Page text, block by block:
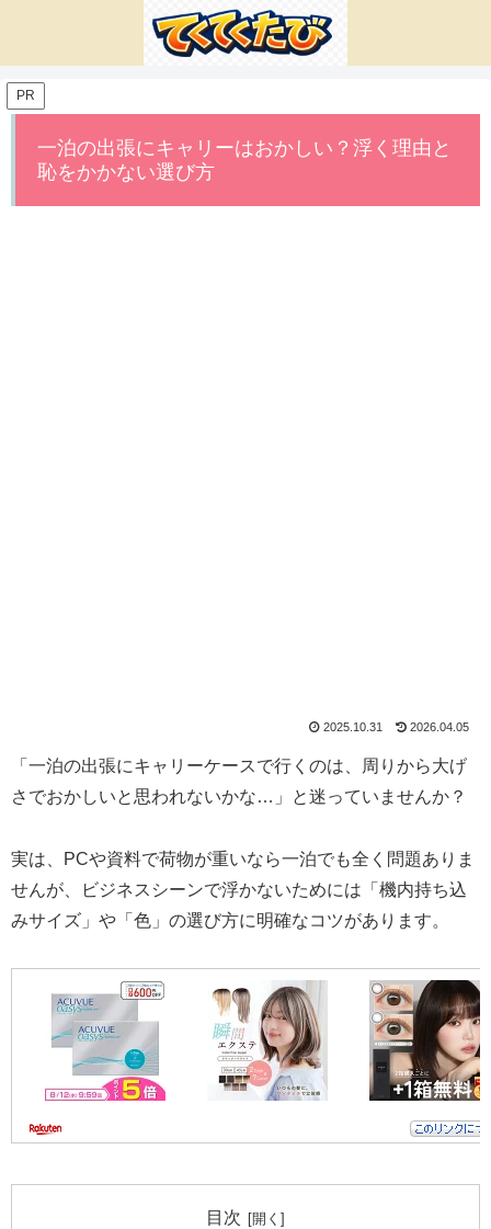
PR
一泊の出張にキャリーはおかしい？浮く理由と
恥をかかない選び方
2025.10.31 2026.04.05
「一泊の出張にキャリーケースで行くのは、周りから大げ
さでおかしいと思われないかな…」と迷っていませんか？
実は、PCや資料で荷物が重いなら一泊でも全く問題ありま
せんが、ビジネスシーンで浮かないためには「機内持ち込
みサイズ」や「色」の選び方に明確なコツがあります。
目次